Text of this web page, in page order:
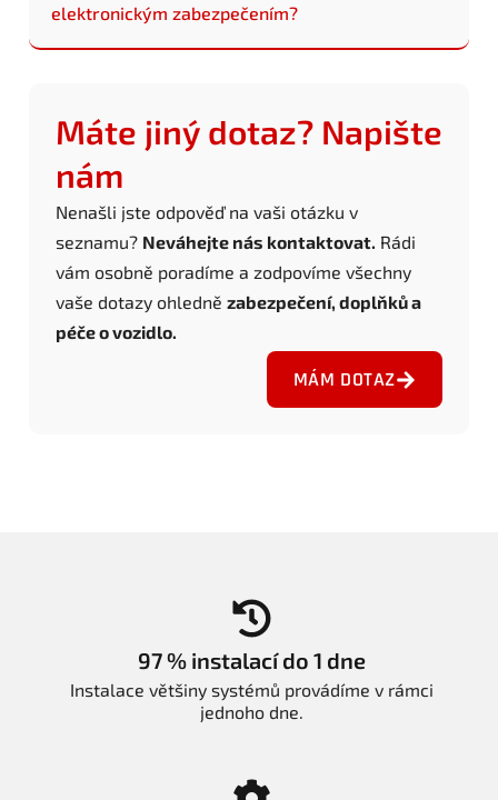
elektronickým zabezpečením?
Máte jiný dotaz? Napište
nám
Nenašli jste odpověď na vaši otázku v
seznamu? Neváhejte nás kontaktovat. Rádi
vám osobně poradíme a zodpovíme všechny
vaše dotazy ohledně zabezpečení, doplňků a
péče o vozidlo.
MÁM DOTAZ
97 % instalací do 1 dne
Instalace většiny systémů provádíme v rámci
jednoho dne.